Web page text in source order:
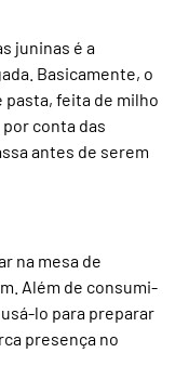
juninas é a
Basicamente, o
pasta, feita de milho
conta das
antes de serem
na mesa de
Além de consumi-
lo para preparar
presença no